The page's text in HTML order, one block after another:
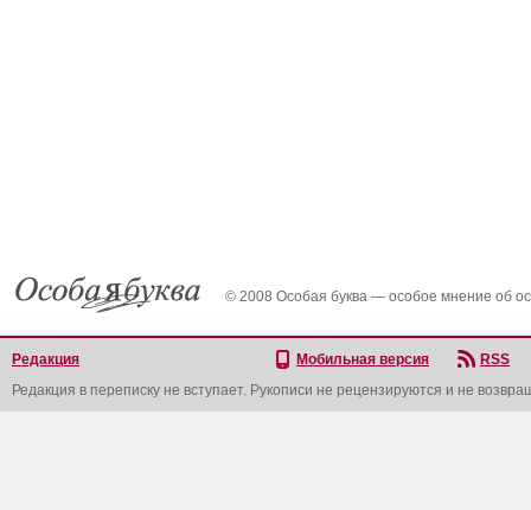
© 2008 Особая буква — особое мнение об
Редакция Мобильная версия
RSS
Редакция в переписку не вступает. Рукописи не рецензируются и не